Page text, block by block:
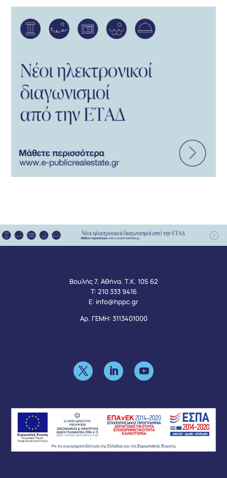
Βουλής 7, Αθήνα, Τ.Κ. 105 62
Τ: 210 333 9416
Ε: info@hppc.gr
Αρ. ΓΕΜΗ: 3113401000